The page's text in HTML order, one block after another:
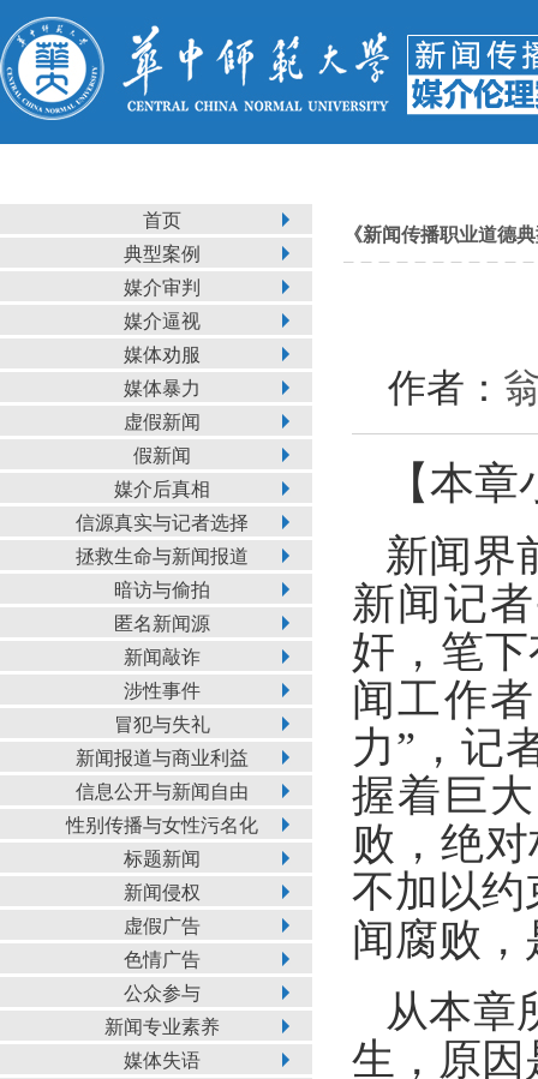
首页
典型案例
媒介审判
媒介逼视
媒体劝服
媒体暴力
虚假新闻
假新闻
媒介后真相
信源真实与记者选择
拯救生命与新闻报道
暗访与偷拍
匿名新闻源
新闻敲诈
涉性事件
冒犯与失礼
新闻报道与商业利益
信息公开与新闻自由
性别传播与女性污名化
标题新闻
新闻侵权
虚假广告
色情广告
公众参与
新闻专业素养
媒体失语
《新闻传播职业道德
作者：
【本
新闻界
新闻记
奸，笔
闻工作
力”，记
握着巨
败，绝
不加以约
闻腐败
从本章
生，原因